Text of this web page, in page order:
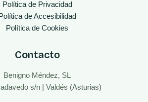
Política de Privacidad
Política de Accesibilidad
Política de Cookies
Contacto
Benigno Méndez, SL
s/n | Valdés (Asturias)